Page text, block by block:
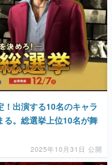
！出演する10名のキャラ
る。総選挙上位10名が舞
2025年10月31日 公開